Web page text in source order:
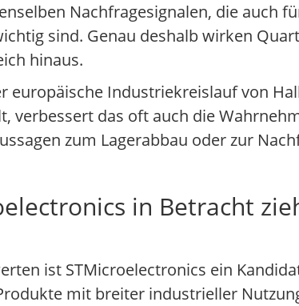
Nachfragesignalen, die auch
sind. Genau deshalb wirken
hinaus.
europäische Industriekreislauf von
verbessert das oft auch die
zum Lagerabbau oder zur
in Betracht
ist STMicroelectronics ein
mit breiter industrieller